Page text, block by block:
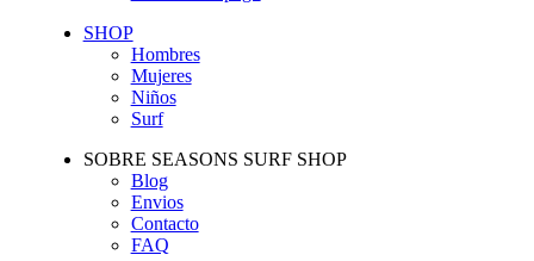
SHOP
Hombres
Mujeres
Niños
Surf
SOBRE SEASONS SURF SHOP
Blog
Envios
Contacto
FAQ